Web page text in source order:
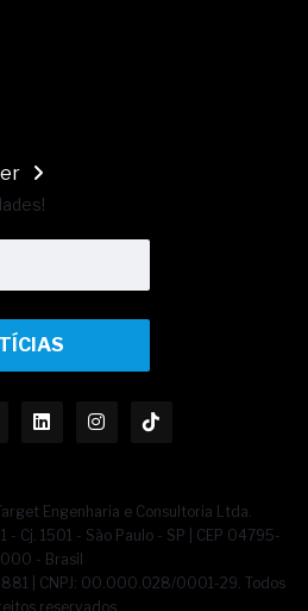
Engenharia e Consultoria Ltda.
- Cj. 1501 - São Paulo - SP | CEP 04795-
000 - Brasil
881 | CNPJ: 00.000.028/0001-29. Todos
reservados.